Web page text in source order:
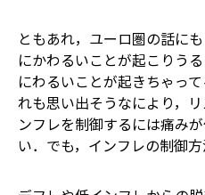
ともあれ，ユーロ圏の話に
にかわるいことが起こりう
にわるいことが起きちゃっ
れも思い出そう――なにより，
ンフレを制御するには痛み
い．でも，インフレの制御方